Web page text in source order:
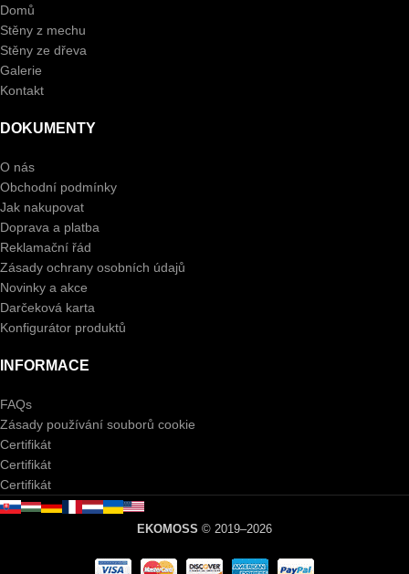
Domů
Stěny z mechu
Stěny ze dřeva
Galerie
Kontakt
DOKUMENTY
O nás
Obchodní podmínky
Jak nakupovat
Doprava a platba
Reklamační řád
Zásady ochrany osobních údajů
Novinky a akce
Darčeková karta
Konfigurátor produktů
INFORMACE
FAQs
Zásady používání souborů cookie
Certifikát
Certifikát
Certifikát
EKOMOSS © 2019–2026